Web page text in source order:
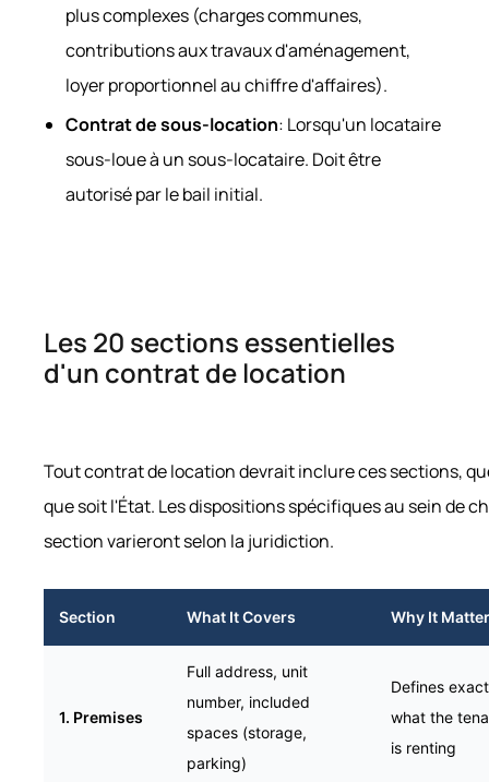
plus complexes (charges communes,
contributions aux travaux d'aménagement,
loyer proportionnel au chiffre d'affaires).
Contrat de sous-location: Lorsqu'un locataire
sous-loue à un sous-locataire. Doit être
autorisé par le bail initial.
Les 20 sections essentielles
d'un contrat de location
Tout contrat de location devrait inclure ces sections,
que soit l'État. Les dispositions spécifiques au sein de
section varieront selon la juridiction.
Section What It Covers Why It
1. Premises
Full address, unit
number, included
spaces (storage,
parking)
Defines
what the
is renting